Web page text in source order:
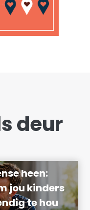
deur
heen:
jou kinders
te hou